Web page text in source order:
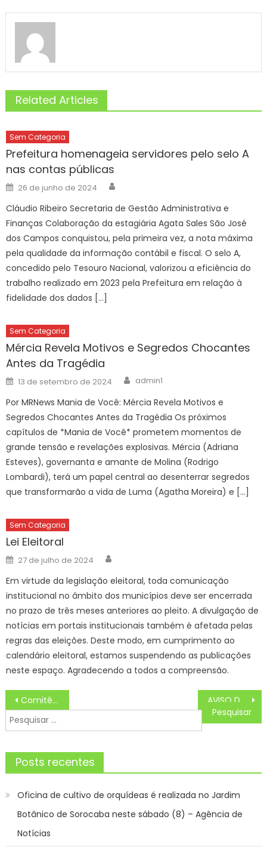
Related Articles
Sem Categoria
Prefeitura homenageia servidores pelo selo A
nas contas públicas
Posted
on
26 de junho de 2024
Cláudio Ribeiro Secretaria de Gestão Administrativa e
Finanças Colaboração da estagiária Agata Sales São José
dos Campos conquistou, pela primeira vez, a nota máxima
pela qualidade da informação contábil e fiscal. O selo A,
concedido pelo Tesouro Nacional, valorizou a eficiência do
trabalho realizado em 2023 pela Prefeitura em relação à
fidelidade dos dados […]
Sem Categoria
Mércia Revela Motivos e Segredos Chocantes
Antes da Tragédia
Posted
on
13 de setembro de 2024 Author
admin1
Por MRNews Mania de Você: Mércia Revela Motivos e
Segredos Chocantes Antes da Tragédia Os próximos
capítulos de *Mania de Você* prometem momentos de
grande tensão e revelações explosivas. Mércia (Adriana
Esteves), governanta e amante de Molina (Rodrigo
Lombardi), terá um papel central ao desenterrar segredos
que transformarão a vida de Luma (Agatha Moreira) e […]
Sem Categoria
Lei Eleitoral
Posted
on
27 de julho de 2024
Em virtude da legislação eleitoral, toda comunicação
institucional no âmbito dos municípios deve ser encerrada
no prazo de três meses anteriores ao pleito. A divulgação de
notícias em portais institucionais também é afetada pelas
regras das eleições. Deste modo, em cumprimento ao
calendário eleitoral, estamos suspendendo as publicações
neste espaço. Agradecendo a todos a compreensão.
Navegação
de
Post
Comitê para biogás e biometano criado em MS é passo importante na transição energética do Estado
Pesquisar
por:
Posts recentes
Oficina de cultivo de orquídeas é realizada no Jardim
Botânico de Sorocaba neste sábado (8) – Agência de
Notícias